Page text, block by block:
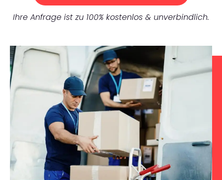
Ihre Anfrage ist zu 100% kostenlos & unverbindlich.